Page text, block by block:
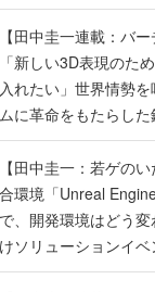
【若ゲのいたり最終回
【田中圭一連載：バ
「新しい3D表現のた
入れたい」世界情勢
ムに革命をもたらし
のいたり】
【田中圭一：若ゲの
合環境「Unreal
で、開発環境はどう
けソリューションイ
に行って、より理解